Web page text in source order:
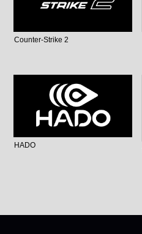
Counter-Strike 2
HADO